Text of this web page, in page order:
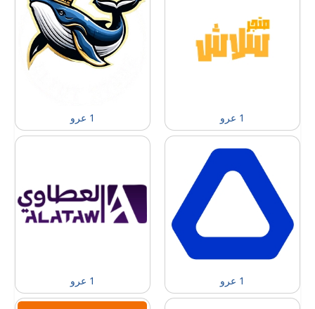
1 عرو 1 عرو
1 عرو 1 عرو